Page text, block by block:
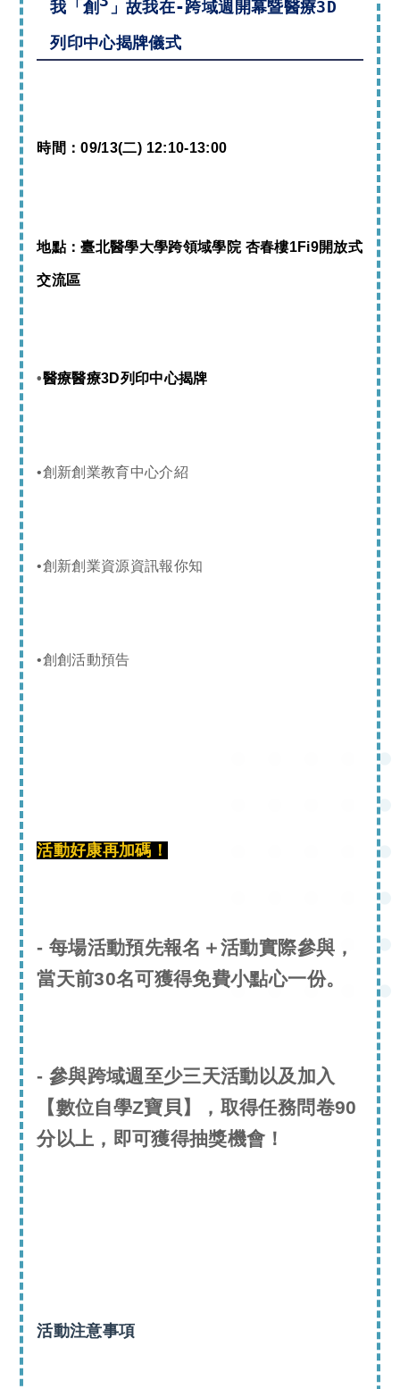
我「創
」故我在-跨域週開幕暨醫療3D
列印中心揭牌儀式
時間：09/13(二) 12:10-13:00
地點：臺北醫學大學跨領域學院 杏春樓1Fi9開放式
交流區
•醫療醫療3D列印中心揭牌
•創新創業教育中心介紹
•創新創業資源資訊報你知
•創創活動預告
活動好康再加碼！
- 每場活動預先報名＋活動實際參與，
當天前30名可獲得免費小點心一份。
- 參與跨域週至少三天活動以及加入
【數位自學Z寶貝】，取得任務問卷90
分以上，即可獲得抽獎機會！
活動注意事項